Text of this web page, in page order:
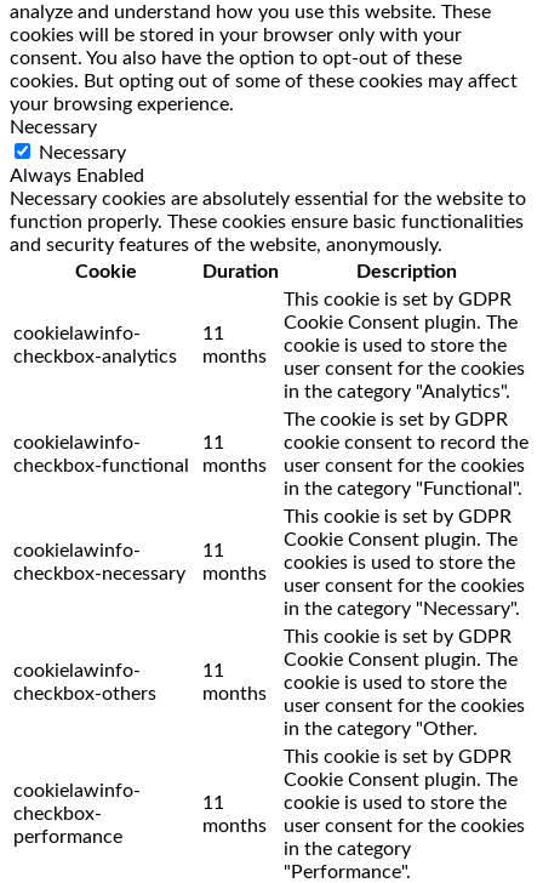
analyze and understand how you use this website. These
cookies will be stored in your browser only with your
consent. You also have the option to opt-out of these
cookies. But opting out of some of these cookies may affect
your browsing experience.
Necessary
Necessary
Always Enabled
Necessary cookies are absolutely essential for the website to
function properly. These cookies ensure basic functionalities
and security features of the website, anonymously.
Cookie
Duration Description
cookielawinfo-
checkbox-analytics
11
months
This cookie is set by GDPR
Cookie Consent plugin. The
cookie is used to store the
user consent for the cookies
in the category "Analytics".
cookielawinfo-
checkbox-functional
11
months
The cookie is set by GDPR
cookie consent to record the
user consent for the cookies
in the category "Functional".
cookielawinfo-
checkbox-necessary
11
months
This cookie is set by GDPR
Cookie Consent plugin. The
cookies is used to store the
user consent for the cookies
in the category "Necessary".
cookielawinfo-
checkbox-others
11
months
This cookie is set by GDPR
Cookie Consent plugin. The
cookie is used to store the
user consent for the cookies
in the category "Other.
cookielawinfo-
checkbox-
performance
11
months
This cookie is set by GDPR
Cookie Consent plugin. The
cookie is used to store the
user consent for the cookies
in the category
"Performance".